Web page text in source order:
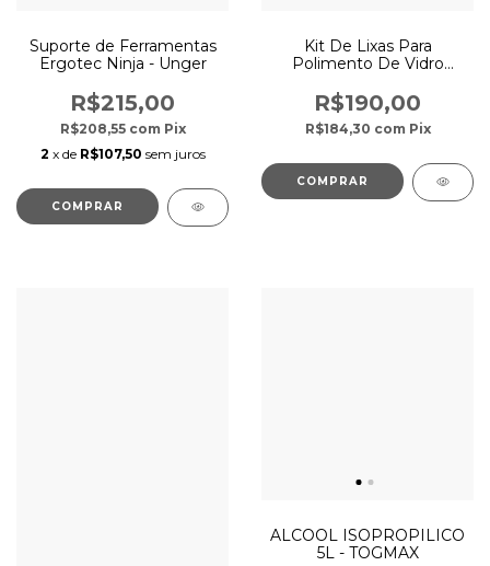
Suporte de Ferramentas
Ergotec Ninja - Unger
R$215,00
R$208,55 com Pix
2 x de R$107,50 sem juros
Kit De Lixas Para
Polimento De Vidro
R$190,00
R$184,30 com Pix
ALCOOL ISOPROPILICO
5L - TOGMAX